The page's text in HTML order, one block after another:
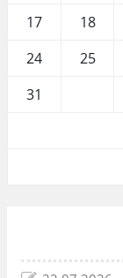
17
18
24
25
31